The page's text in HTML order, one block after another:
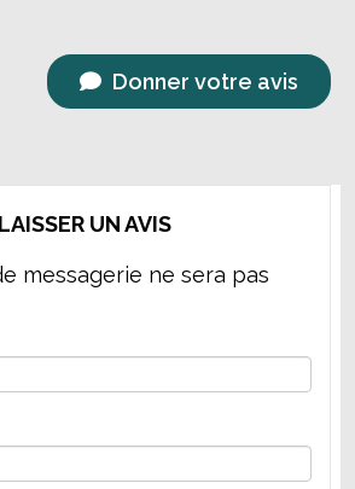
Donner votre avis
LAISSER UN AVIS
messagerie ne sera pas